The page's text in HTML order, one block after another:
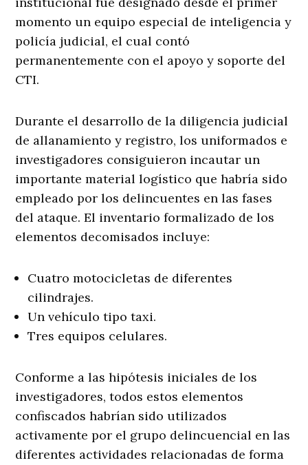
momento un equipo especial de inteligencia y
policía judicial, el cual contó
permanentemente con el apoyo y soporte del
CTI.
Durante el desarrollo de la diligencia judicial
de allanamiento y registro, los uniformados e
investigadores consiguieron incautar un
importante material logístico que habría sido
empleado por los delincuentes en las fases
del ataque. El inventario formalizado de los
elementos decomisados incluye:
Cuatro motocicletas de diferentes
cilindrajes.
Un vehículo tipo taxi.
Tres equipos celulares.
Conforme a las hipótesis iniciales de los
investigadores, todos estos elementos
confiscados habrían sido utilizados
activamente por el grupo delincuencial en las
diferentes actividades relacionadas de forma